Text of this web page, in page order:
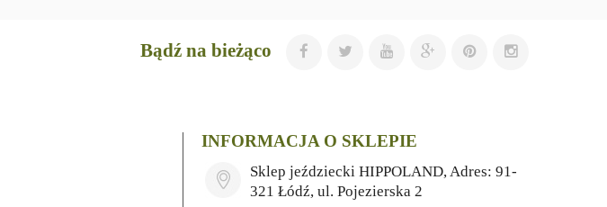
Bądź na bieżąco
INFORMACJA O SKLEPIE
Sklep jeździecki HIPPOLAND, Adres: 91-
321 Łódź, ul. Pojezierska 2